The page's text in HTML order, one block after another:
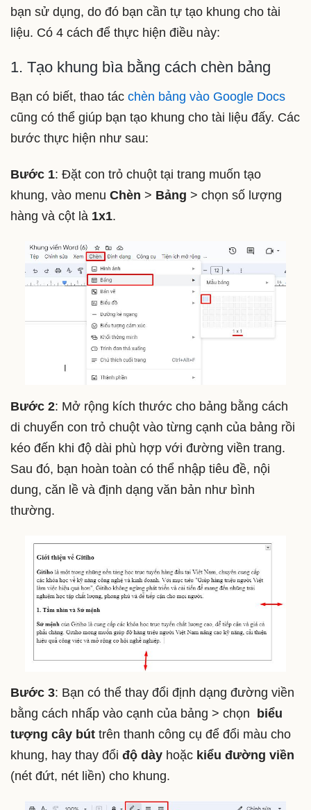
bạn sử dụng, do đó bạn cần tự tạo khung cho tài
liệu. Có 4 cách để thực hiện điều này:
1. Tạo khung bìa bằng cách chèn bảng
Bạn có biết, thao tác chèn bảng vào Google Docs
cũng có thể giúp bạn tạo khung cho tài liệu đấy. Các
bước thực hiện như sau:
Bước 1: Đặt con trỏ chuột tại trang muốn tạo
khung, vào menu Chèn > Bảng > chọn số lượng
hàng và cột là 1x1.
Bước 2: Mở rộng kích thước cho bảng bằng cách
di chuyển con trỏ chuột vào từng cạnh của bảng rồi
kéo đến khi độ dài phù hợp với đường viền trang.
Sau đó, bạn hoàn toàn có thể nhập tiêu đề, nội
dung, căn lề và định dạng văn bản như bình
thường.
Bước 3: Bạn có thể thay đổi định dạng đường viền
bằng cách nhấp vào cạnh của bảng > chọn biểu
tượng cây bút trên thanh công cụ để đổi màu cho
khung, hay thay đổi độ dày hoặc kiểu đường viền
(nét đứt, nét liền) cho khung.